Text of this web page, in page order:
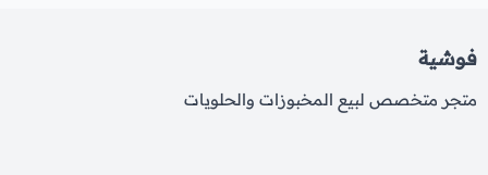
فوشية
متجر متخصص لبيع المخبوزات والحلويات